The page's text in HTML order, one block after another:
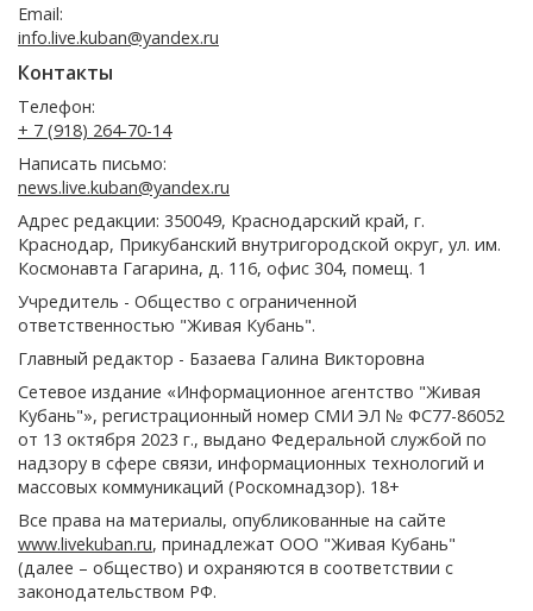
Email:
info.live.kuban@yandex.ru
Контакты
Телефон:
+ 7 (918) 264-70-14
Написать письмо:
news.live.kuban@yandex.ru
Адрес редакции: 350049, Краснодарский край, г.
Краснодар, Прикубанский внутригородской округ, ул. им.
Космонавта Гагарина, д. 116, офис 304, помещ. 1
Учредитель - Общество с ограниченной
ответственностью "Живая Кубань".
Главный редактор - Базаева Галина Викторовна
Сетевое издание «Информационное агентство "Живая
Кубань"», регистрационный номер СМИ ЭЛ № ФС77-86052
от 13 октября 2023 г., выдано Федеральной службой по
надзору в сфере связи, информационных технологий и
массовых коммуникаций (Роскомнадзор). 18+
Все права на материалы, опубликованные на сайте
www.livekuban.ru, принадлежат ООО "Живая Кубань"
(далее – общество) и охраняются в соответствии с
законодательством РФ.